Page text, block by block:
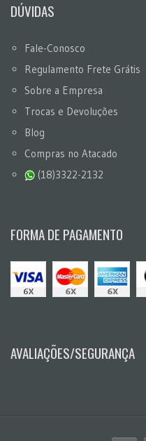
DÚVIDAS
Fale-Conosco
Regulamento Frete Grátis
Sobre a Empresa
Trocas e Devoluções
Blog
Compras no Atacado
(18)3322-2132
FORMA DE PAGAMENTO
AVALIAÇÕES/SEGURANÇA